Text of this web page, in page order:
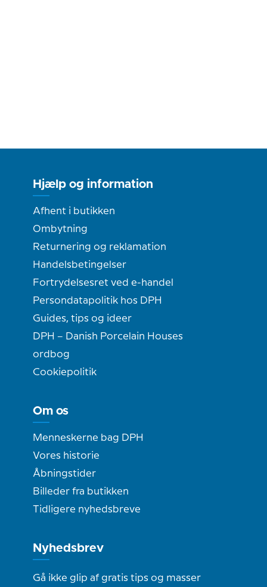
Hjælp og information
Afhent i butikken
Ombytning
Returnering og reklamation
Handelsbetingelser
Fortrydelsesret ved e-handel
Persondatapolitik hos DPH
Guides, tips og ideer
DPH – Danish Porcelain Houses
ordbog
Cookiepolitik
Om os
Menneskerne bag DPH
Vores historie
Åbningstider
Billeder fra butikken
Tidligere nyhedsbreve
Nyhedsbrev
Gå ikke glip af gratis tips og masser